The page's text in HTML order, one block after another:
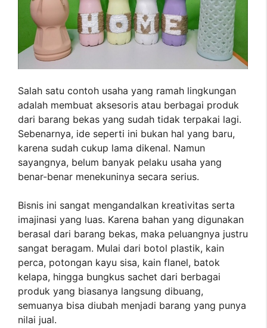
Salah satu contoh usaha yang ramah lingkungan
adalah membuat aksesoris atau berbagai produk
dari barang bekas yang sudah tidak terpakai lagi.
Sebenarnya, ide seperti ini bukan hal yang baru,
karena sudah cukup lama dikenal. Namun
sayangnya, belum banyak pelaku usaha yang
benar-benar menekuninya secara serius.
Bisnis ini sangat mengandalkan kreativitas serta
imajinasi yang luas. Karena bahan yang digunakan
berasal dari barang bekas, maka peluangnya justru
sangat beragam. Mulai dari botol plastik, kain
perca, potongan kayu sisa, kain flanel, batok
kelapa, hingga bungkus sachet dari berbagai
produk yang biasanya langsung dibuang,
semuanya bisa diubah menjadi barang yang punya
nilai jual.